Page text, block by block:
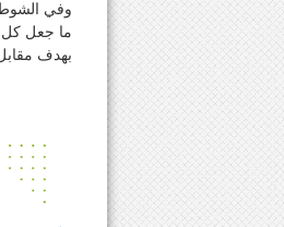
وفي الشوط
ما جعل كل
بهدف